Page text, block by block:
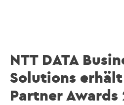
NTT DATA
Solutions erhält
Partner Awards